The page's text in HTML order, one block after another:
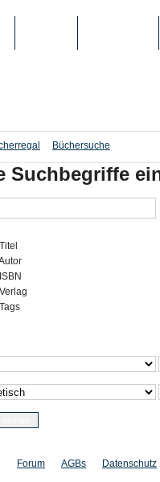
Büchersuche
Suchbegriffe
Titel
ISBN
Verlag
Tags
Forum AGBs Datenschutz